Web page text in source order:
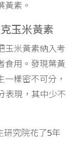
黃素。
玉米黃素
玉米黃素納入考
食用。發現葉黃
樣密不可分，
表現，其中少不
研究院花了5年